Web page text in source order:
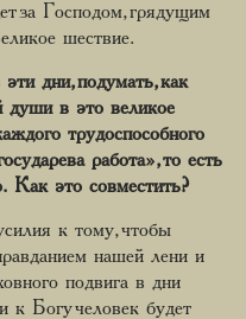
за Господом, грядущим
шествие.
дни, подумать, как
души в это великое
трудоспособного
работа», то есть
Как это совместить?
к тому, чтобы
нашей лени и
подвига в дни
Богу человек будет